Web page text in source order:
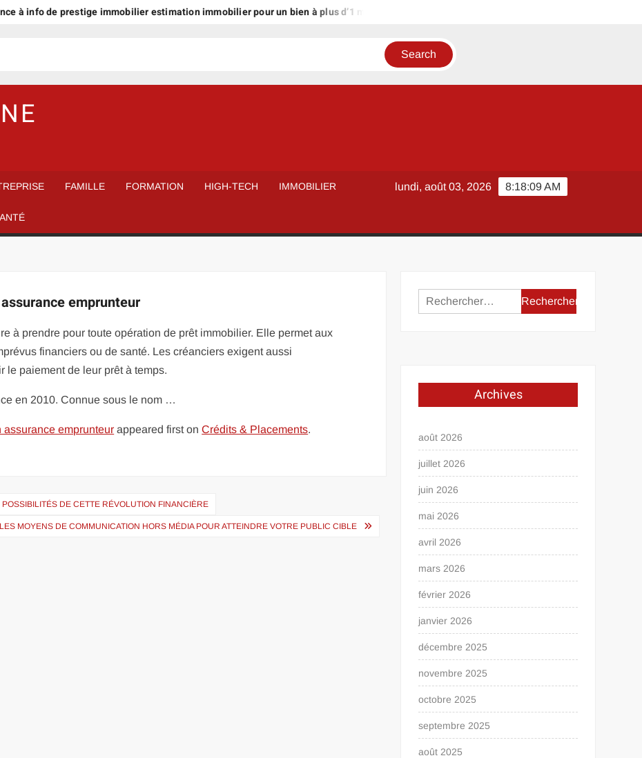
de prestige immobilier estimation immobilier pour un bien à plus d’1 million d’euros ?
FAMILLE FORMATION HIGH-TECH IMMOBILIER 8:18:09 AM
lundi, août 03, 2026
emprunteur
à prendre pour toute opération de prêt immobilier. Elle permet aux
financiers ou de santé. Les créanciers exigent aussi
le paiement de leur prêt à temps.
en 2010. Connue sous le nom …
emprunteur appeared first onCrédits & Placements.
DE CETTE RÉVOLUTION FINANCIÈRE
MOYENS DE COMMUNICATION HORS MÉDIA POUR ATTEINDRE VOTRE PUBLIC CIBLE
Rechercher :
Archives
août 2026
juillet 2026
juin 2026
mai 2026
avril 2026
mars 2026
février 2026
janvier 2026
décembre 2025
novembre 2025
octobre 2025
septembre 2025
août 2025